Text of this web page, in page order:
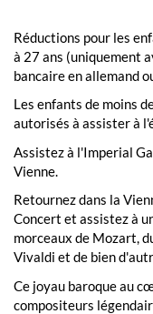
Réductions pour les
à 27 ans (uniquement
bancaire en allemand
Les enfants de moins
autorisés à assister à
Assistez à l'Imperial
Vienne.
Retournez dans la
Concert et assistez à
morceaux de Mozart,
Vivaldi et de bien
Ce joyau baroque au
compositeurs